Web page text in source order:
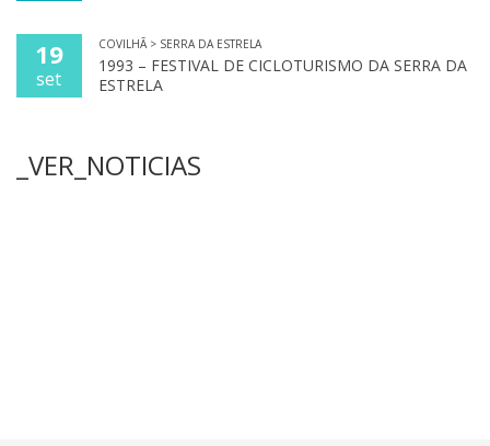
19
set
COVILHÃ > SERRA DA ESTRELA
1993 – FESTIVAL DE CICLOTURISMO DA SERRA DA
ESTRELA
_VER_NOTICIAS